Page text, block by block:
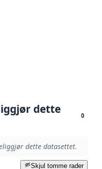
dette
0
dette datasettet.
Skjul tomme rader